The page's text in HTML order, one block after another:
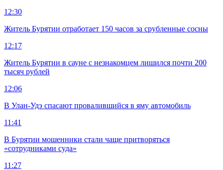
12:30
Житель Бурятии отработает 150 часов за срубленные сосны
12:17
Житель Бурятии в сауне с незнакомцем лишился почти 200
тысяч рублей
12:06
В Улан-Удэ спасают провалившийся в яму автомобиль
11:41
В Бурятии мошенники стали чаще притворяться
«сотрудниками суда»
11:27